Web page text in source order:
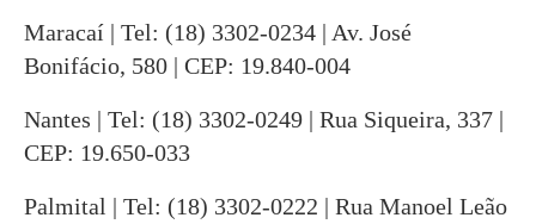
Maracaí | Tel: (18) 3302-0234 | Av. José
Bonifácio, 580 | CEP: 19.840-004
Nantes | Tel: (18) 3302-0249 | Rua Siqueira, 337 |
CEP: 19.650-033
Palmital | Tel: (18) 3302-0222 | Rua Manoel Leão